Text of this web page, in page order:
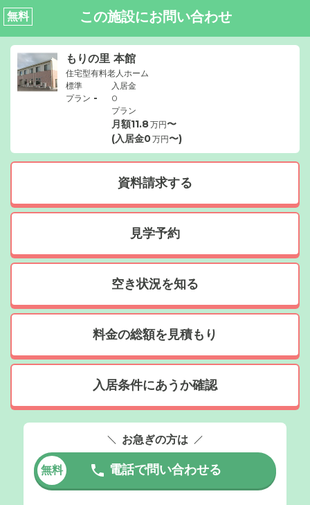
無料 この施設にお問い合わせ
もりの里 本館
住宅型有料老人ホーム
標準
プラン -
入居金
0
プラン
月額11.8万円〜
(入居金0万円〜)
資料請求する
見学予約
空き状況を知る
料金の総額を見積もり
入居条件にあうか確認
お急ぎの方は
無料 電話で問い合わせる